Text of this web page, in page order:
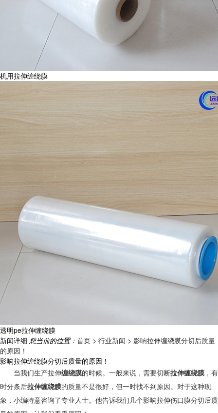
机用拉伸缠绕膜
透明pe拉伸缠绕膜
新闻详细 您当前的位置： 首页 > 行业新闻 > 影响拉伸缠绕膜分切后质量
的原因！
影响拉伸缠绕膜分切后质量的原因！
当我们生产拉伸缠绕膜的时候。一般来说，需要切断拉伸缠绕膜 ，有
时分条后拉伸缠绕膜的质量不是很好，但一时找不到原因。对于这种现
象，小编特意咨询了专业人士。他告诉我们几个影响拉伸伤口膜分切后质